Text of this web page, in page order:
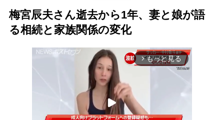
梅宮辰夫さん逝去から1年、妻と娘が語
る相続と家族関係の変化
arrow_forward_ios もっと見る